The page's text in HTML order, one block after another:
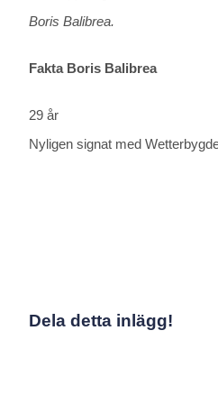
Boris Balibrea.
Fakta Boris Balibrea
29 år
Nyligen signat med
Dela detta inlägg!